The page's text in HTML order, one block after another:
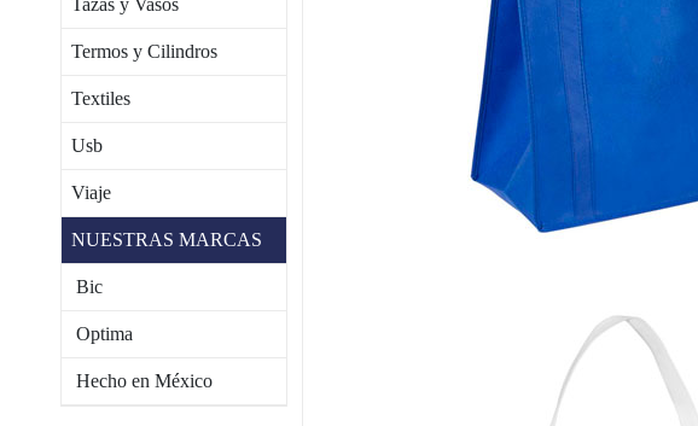
Termos y Cilindros
Textiles
Usb
Viaje
NUESTRAS MARCAS
Bic
Optima
Hecho en México